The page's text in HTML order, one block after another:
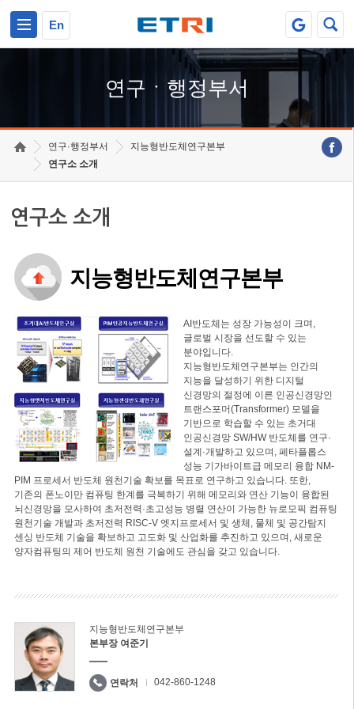
En
연구ㆍ행정부서
연구·행정부서
지능형반도체연구본부
연구소 소개
연구소 소개
지능형반도체연구본부
AI반도체는 성장 가능성이 크며,
글로벌 시장을 선도할 수 있는
분야입니다.
지능형반도체연구본부는 인간의
지능을 달성하기 위한 디지털
신경망의 절정에 이른 인공신경망인
트랜스포머(Transformer) 모델을
기반으로 학습할 수 있는 초거대
인공신경망 SW/HW 반도체를 연구·
설계·개발하고 있으며, 페타플롭스
성능 기가바이트급 메모리 융합 NM-
PIM 프로세서 반도체 원천기술 확보를 목표로 연구하고 있습니다. 또한,
기존의 폰노이만 컴퓨팅 한계를 극복하기 위해 메모리와 연산 기능이 융합된
뇌신경망을 모사하여 초저전력·초고성능 병렬 연산이 가능한 뉴로모픽 컴퓨팅
원천기술 개발과 초저전력 RISC-V 엣지프로세서 및 생체, 물체 및 공간탐지
센싱 반도체 기술을 확보하고 고도화 및 산업화를 추진하고 있으며, 새로운
양자컴퓨팅의 제어 반도체 원천 기술에도 관심을 갖고 있습니다.
지능형반도체연구본부
본부장 여준기
연락처 042-860-1248